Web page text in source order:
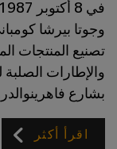
وجوتا بيرشا
تصنيع المنتجات
والإطارات
بشارع
اقرأ أكثر